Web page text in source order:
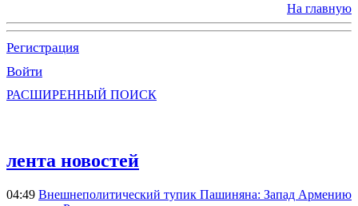
На главную
Регистрация
Войти
РАСШИРЕННЫЙ ПОИСК
лента новостей
04:49 Внешнеполитический тупик Пашиняна: Запад Армению